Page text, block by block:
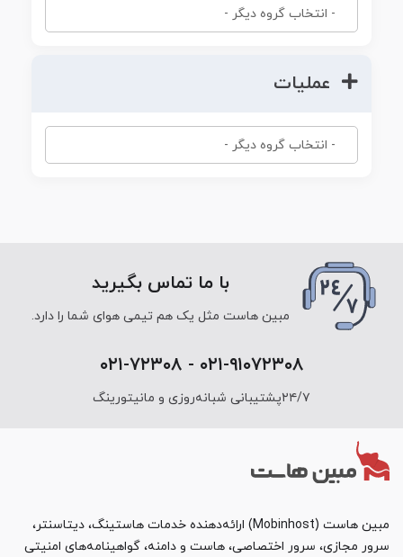
عملیات
با ما تماس بگیرید
مبین هاست مثل یک هم تیمی هوای شما را دارد.
۰۲۱-۹۱۰۷۲۳۰۸ - ۰۲۱-۷۲۳۰۸
۲۴/۷پشتیبانی شبانه‌روزی و مانیتورینگ
مبین هاست (Mobinhost) ارائه‌دهنده خدمات هاستینگ، دیتاسنتر،
سرور مجازی، سرور اختصاصی، هاست و دامنه، گواهینامه‌های امنیتی